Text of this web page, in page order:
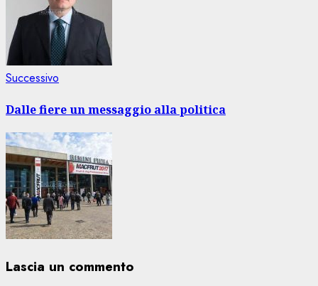
Successivo
Dalle fiere un messaggio alla politica
Lascia un commento